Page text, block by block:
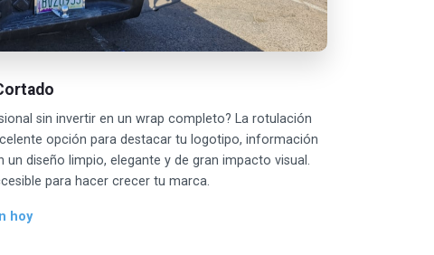
sin invertir en un wrap completo? La rotulación
opción para destacar tu logotipo, información
diseño limpio, elegante y de gran impacto visual.
para hacer crecer tu marca.
hoy